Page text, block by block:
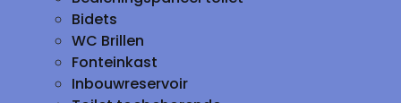
Bidets
WC Brillen
Fonteinkast
Inbouwreservoir